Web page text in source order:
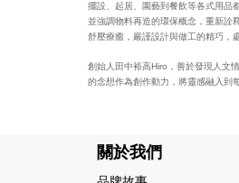
擺設、起居、園藝到餐飲等各式用品
並強調物料再造的環保概念，重新詮
舒壓療癒，嚴謹設計與做工的精巧，
創始人田中裕高Hiro，善於發現人文
的念想作為創作動力，將靈感融入到
關於我們